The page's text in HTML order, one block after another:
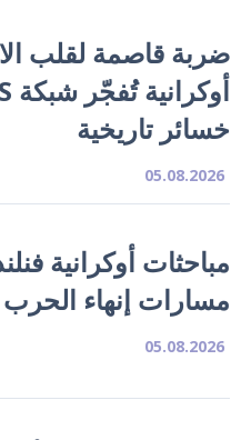
ضربة قاصمة لقلب
خسائر تاريخية
05.08.2026
مباحثات أوكرانية
مسارات إنهاء الحرب
05.08.2026